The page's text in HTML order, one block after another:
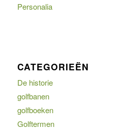
Personalia
CATEGORIEËN
De historie
golfbanen
golfboeken
Golftermen